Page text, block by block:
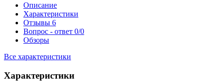
Описание
Характеристики
Отзывы 6
Вопрос - ответ 0/0
Обзоры
Все характеристики
Характеристики